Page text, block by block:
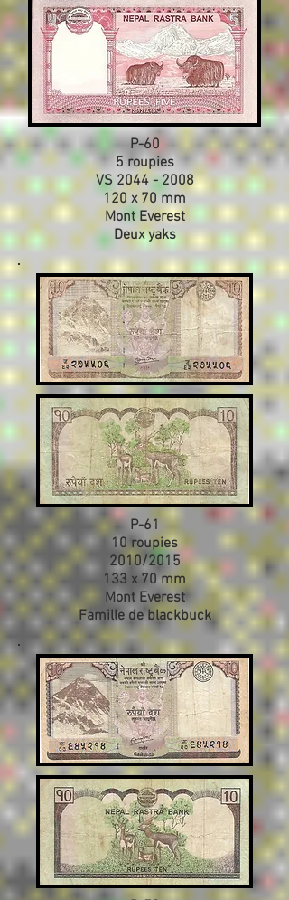
P-60
5 roupies
VS 2044 - 2008
120 x 70 mm
Mont Everest
Deux yaks
P-61
10 roupies
2010/2015
133 x 70 mm
Mont Everest
Famille de blackbuck